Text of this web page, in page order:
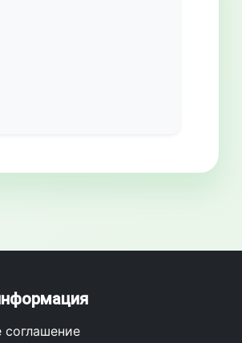
соглашение